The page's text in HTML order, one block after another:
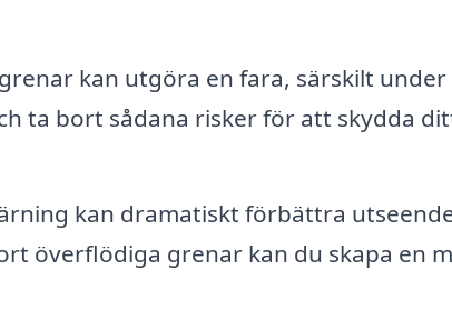
kan utgöra en fara, särskilt under
ta bort sådana risker för att skydda
kan dramatiskt förbättra
överflödiga grenar kan du skapa en